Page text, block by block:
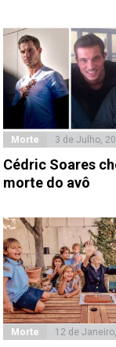
Morte 3 de Julho,
Cédric Soares
morte do avô
Morte 12 de